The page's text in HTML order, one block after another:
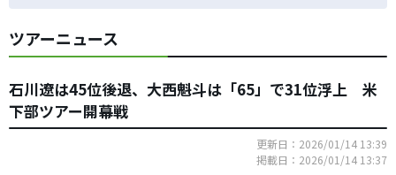
ツアーニュース
石川遼は45位後退、大西魁斗は「65」で31位浮上 米
下部ツアー開幕戦
更新日：2026/01/14 13:39
掲載日：2026/01/14 13:37